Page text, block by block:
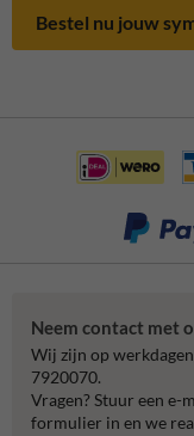
Bestel nu jouw
Neem contact met
Wij zijn op
7920070.
Vragen? Stuur een e-
formulier in en we